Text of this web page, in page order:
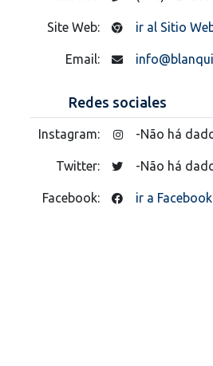
Site Web: ir al Sitio
Email:
Redes sociales
Instagram: -Não há
Twitter: -Não há
Facebook: ir a Facebook